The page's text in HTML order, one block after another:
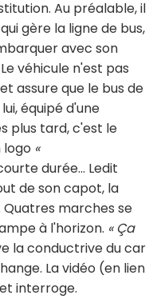
Au préalable, il
gère la ligne de bus,
avec son
véhicule n'est pas
assure que le bus de
équipé d'une
plus tard, c'est le
logo «
durée... Ledit
de son capot, la
marches se
à l'horizon. « Ça
la conductrive du car
La vidéo (en lien
interroge.